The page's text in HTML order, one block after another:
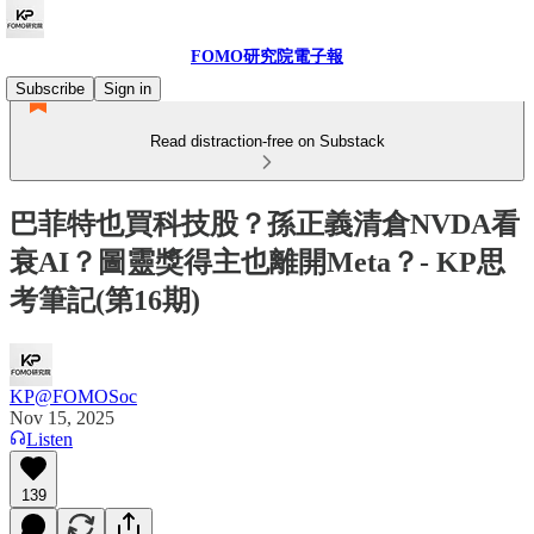
FOMO研究院電子報
Subscribe
Sign in
Read distraction-free on Substack
巴菲特也買科技股？孫正義清倉NVDA看
衰AI？圖靈獎得主也離開Meta？- KP思
考筆記(第16期)
KP@FOMOSoc
Nov 15, 2025
Listen
139